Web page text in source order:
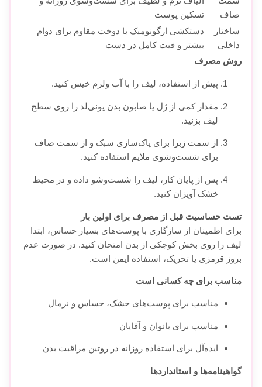
صاف
تسکین پوست
ساختار
داخلی
دستکشی ارگونومیک با دوخت مقاوم برای دوام
بیشتر و فیت کامل در دست
روش مصرف
پیش از استفاده، لیف را با آب ولرم خیس کنید.
مقدار کمی از ژل یا صابون بدن یونی‌لد را روی سطح
لیف بزنید.
از سمت زبرا برای پاک‌سازی سبک و از سمت صاف
برای شست‌وشوی ملایم استفاده کنید.
پس از پایان کار، لیف را شست‌وشو داده و در محیط
خشک آویزان کنید.
تست حساسیت قبل از مصرف برای اولین بار
برای اطمینان از سازگاری با پوست‌های بسیار حساس، ابتدا
لیف را روی بخش کوچکی از بدن امتحان کنید. در صورت عدم
بروز قرمزی یا تحریک، استفاده ایمن است.
مناسب برای چه کسانی است
مناسب برای پوست‌های خشک، حساس و نرمال
مناسب برای بانوان و آقایان
ایده‌آل برای استفاده روزانه در روتین مراقبت بدن
گواهینامه‌ها و استانداردها